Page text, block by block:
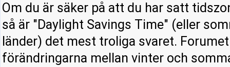
Om du är säker på att du har satt
så är "Daylight Savings Time" (eller
länder) det mest troliga svaret.
förändringarna mellan vinter och